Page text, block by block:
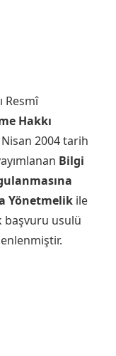
Resmî
Hakkı
2004 tarih
Bilgi
Yönetmelik ile
başvuru usulü